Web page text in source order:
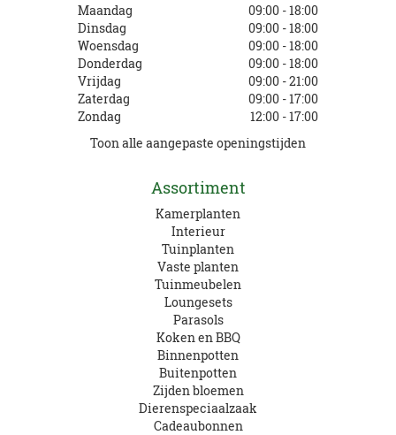
Maandag
09:00 - 18:00
Dinsdag
09:00 - 18:00
Woensdag
09:00 - 18:00
Donderdag
09:00 - 18:00
Vrijdag
09:00 - 21:00
Zaterdag
09:00 - 17:00
Zondag
12:00 - 17:00
Toon alle aangepaste openingstijden
Assortiment
Kamerplanten
Interieur
Tuinplanten
Vaste planten
Tuinmeubelen
Loungesets
Parasols
Koken en BBQ
Binnenpotten
Buitenpotten
Zijden bloemen
Dierenspeciaalzaak
Cadeaubonnen